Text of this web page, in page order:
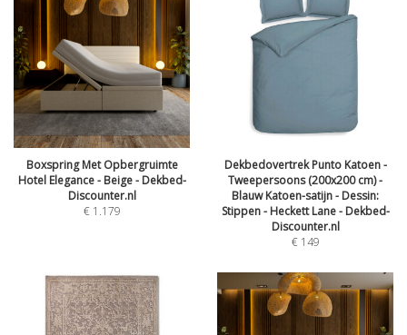
Boxspring Met Opbergruimte
Hotel Elegance - Beige - Dekbed-
Discounter.nl
€ 1.179
Dekbedovertrek Punto Katoen -
Tweepersoons (200x200 cm) -
Blauw Katoen-satijn - Dessin:
Stippen - Heckett Lane - Dekbed-
Discounter.nl
€ 149